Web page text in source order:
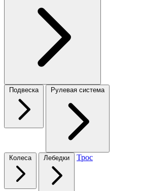
Подвеска Рулевая система
Колеса Лебедки Трос